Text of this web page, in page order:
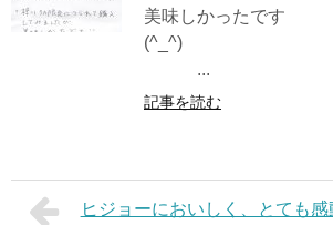
美味しかったです
...
記事を読む
ヒジョーにおいしく、とても感